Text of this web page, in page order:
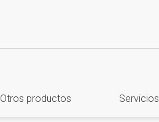
Otros productos Servicios